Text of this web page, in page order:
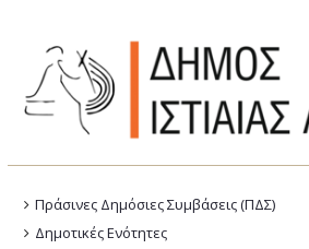
Πράσινες Δημόσιες Συμβάσεις (ΠΔΣ)
Δημοτικές Ενότητες